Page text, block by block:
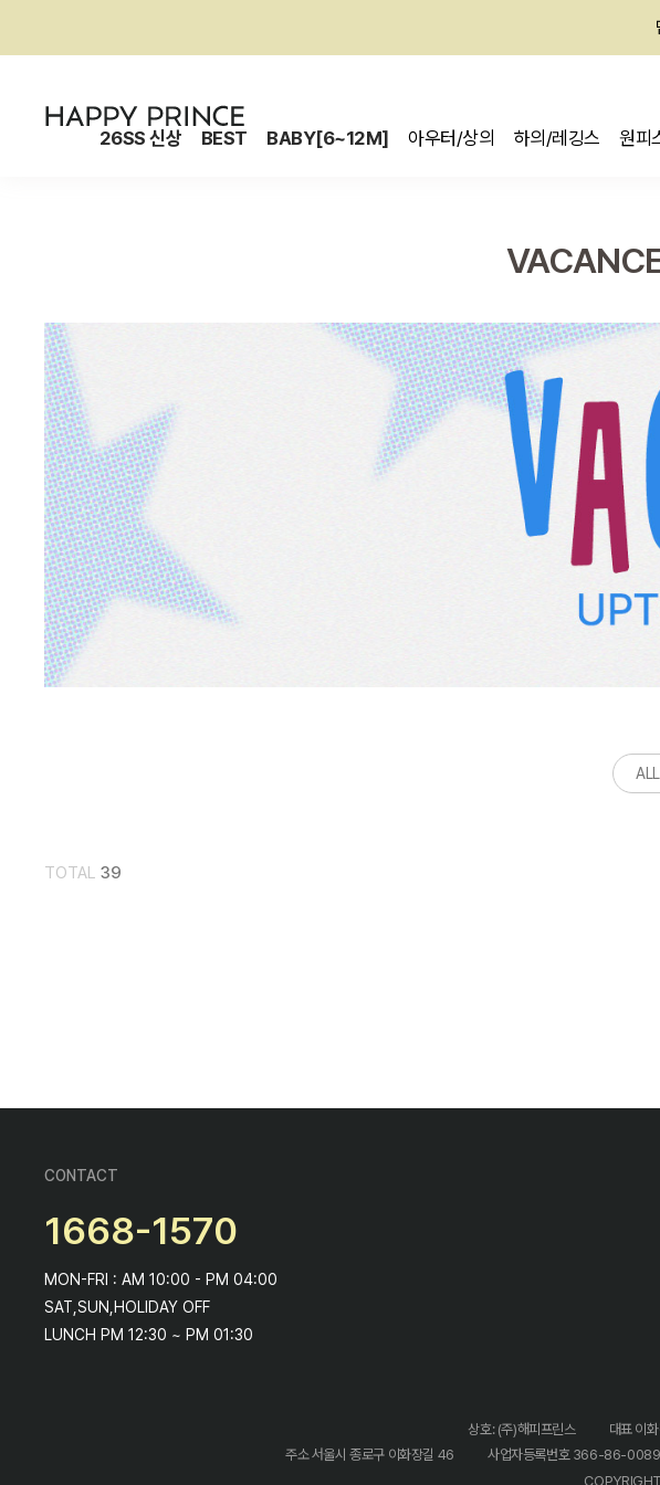
회원
26SS 신상 BEST BABY[6~12M] 아우터/상의 하의/레깅스 원피
ALL
TOTAL 39
CONTACT
1668-1570
MON-FRI : AM 10:00 - PM 04:00
SAT,SUN,HOLIDAY OFF
LUNCH PM 12:30 ~ PM 01:30
상호: (주)해피프린스 대표 이
주소 서울시 종로구 이화장길 46
사업자등록번호 366-86-